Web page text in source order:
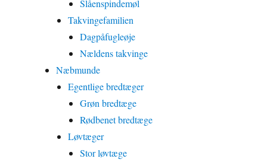
Slåenspindemøl
Takvingefamilien
Dagpåfugleøje
Nældens takvinge
Næbmunde
Egentlige bredtæger
Grøn bredtæge
Rødbenet bredtæge
Løvtæger
Stor løvtæge